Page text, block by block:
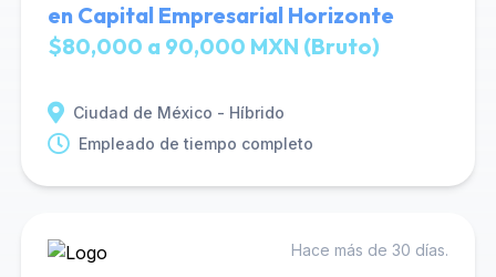
en Capital Empresarial Horizonte
$80,000 a 90,000 MXN (Bruto)
Ciudad de México - Híbrido
Empleado de tiempo completo
Hace más de 30 días.